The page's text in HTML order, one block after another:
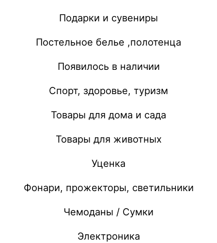
Подарки и сувениры
Постельное белье ,полотенца
Появилось в наличии
Спорт, здоровье, туризм
Товары для дома и сада
Товары для животных
Уценка
Фонари, прожекторы, светильники
Чемоданы / Сумки
Электроника